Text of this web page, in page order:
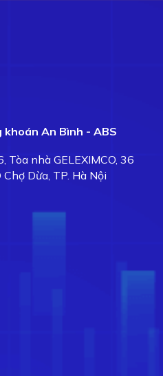
khoán An Bình - ABS
Tòa nhà GELEXIMCO, 36
Chợ Dừa, TP. Hà Nội